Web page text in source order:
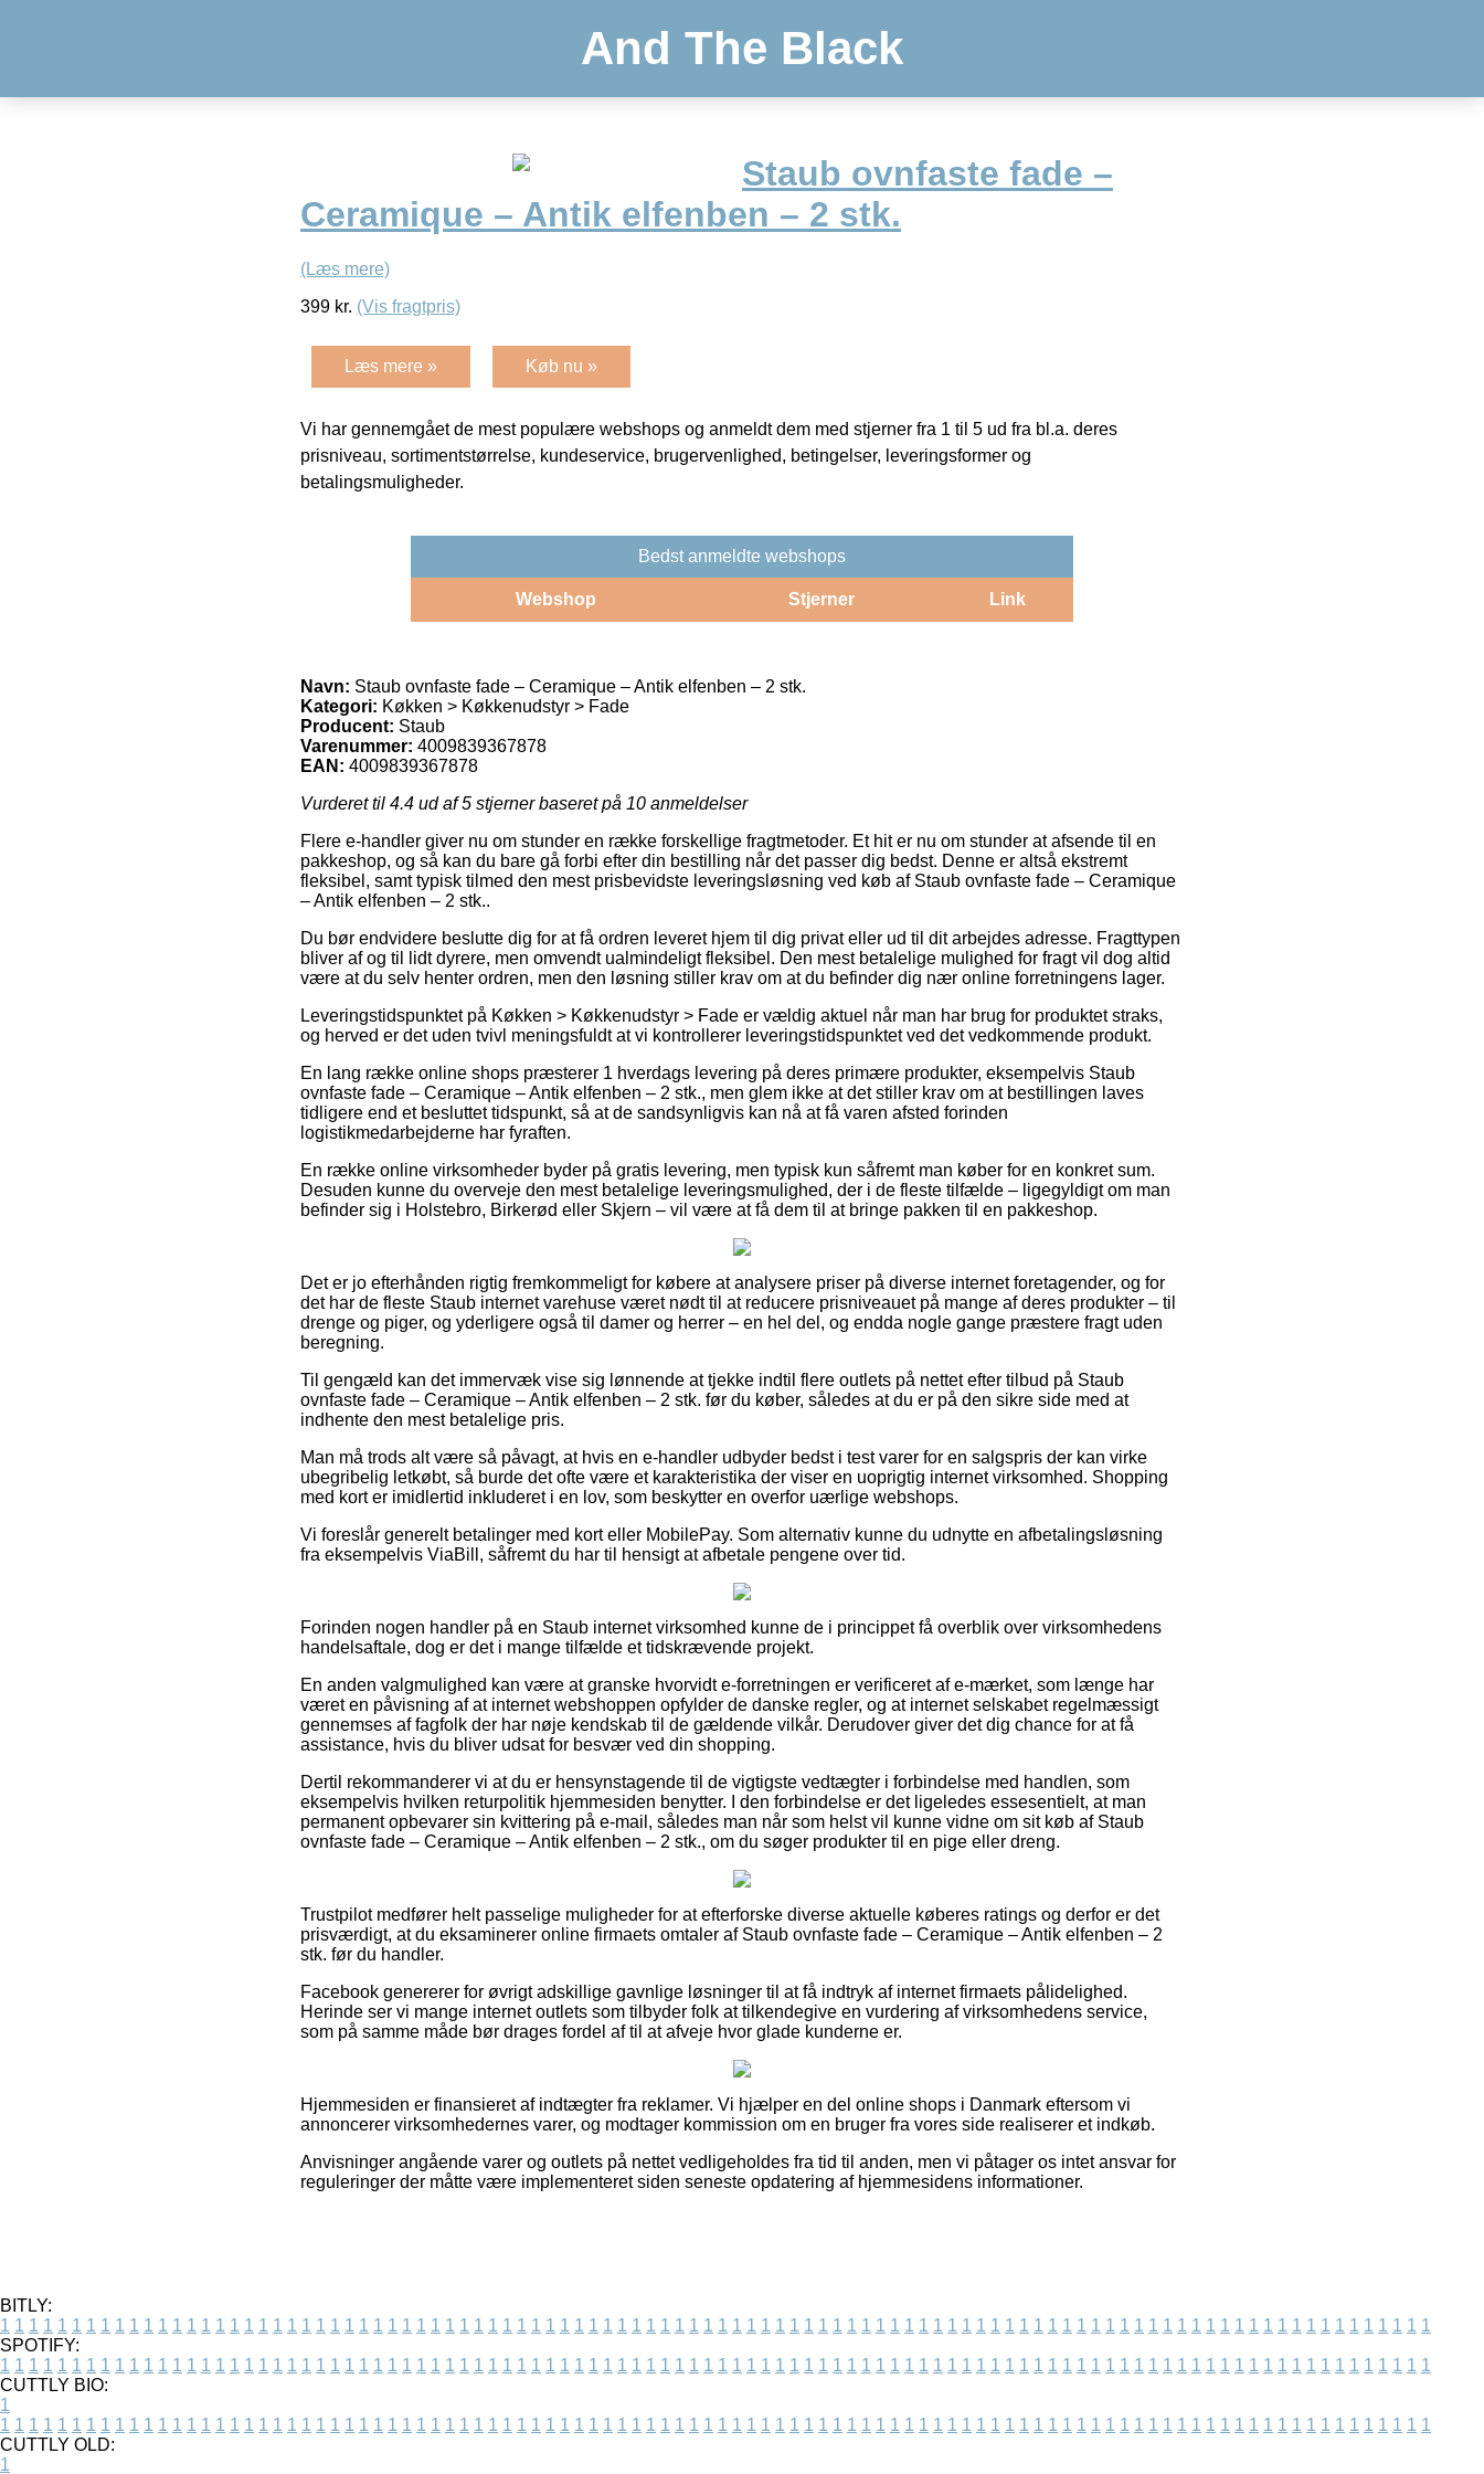
And The Black
Staub ovnfaste fade –
Ceramique – Antik elfenben – 2 stk.
(Læs mere)
399 kr. (Vis fragtpris)
Læs mere » Køb nu »
Vi har gennemgået de mest populære webshops og anmeldt dem med stjerner fra 1 til 5 ud fra bl.a. deres
prisniveau, sortimentstørrelse, kundeservice, brugervenlighed, betingelser, leveringsformer og
betalingsmuligheder.
Bedst anmeldte webshops
Webshop Stjerner Link
Navn: Staub ovnfaste fade – Ceramique – Antik elfenben – 2 stk.
Kategori: Køkken > Køkkenudstyr > Fade
Producent: Staub
Varenummer: 4009839367878
EAN: 4009839367878
Vurderet til 4.4 ud af 5 stjerner baseret på 10 anmeldelser
Flere e-handler giver nu om stunder en række forskellige fragtmetoder. Et hit er nu om stunder at afsende til en
pakkeshop, og så kan du bare gå forbi efter din bestilling når det passer dig bedst. Denne er altså ekstremt
fleksibel, samt typisk tilmed den mest prisbevidste leveringsløsning ved køb af Staub ovnfaste fade – Ceramique
– Antik elfenben – 2 stk..
Du bør endvidere beslutte dig for at få ordren leveret hjem til dig privat eller ud til dit arbejdes adresse. Fragttypen
bliver af og til lidt dyrere, men omvendt ualmindeligt fleksibel. Den mest betalelige mulighed for fragt vil dog altid
være at du selv henter ordren, men den løsning stiller krav om at du befinder dig nær online forretningens lager.
Leveringstidspunktet på Køkken > Køkkenudstyr > Fade er vældig aktuel når man har brug for produktet straks,
og herved er det uden tvivl meningsfuldt at vi kontrollerer leveringstidspunktet ved det vedkommende produkt.
En lang række online shops præsterer 1 hverdags levering på deres primære produkter, eksempelvis Staub
ovnfaste fade – Ceramique – Antik elfenben – 2 stk., men glem ikke at det stiller krav om at bestillingen laves
tidligere end et besluttet tidspunkt, så at de sandsynligvis kan nå at få varen afsted forinden
logistikmedarbejderne har fyraften.
En række online virksomheder byder på gratis levering, men typisk kun såfremt man køber for en konkret sum.
Desuden kunne du overveje den mest betalelige leveringsmulighed, der i de fleste tilfælde – ligegyldigt om man
befinder sig i Holstebro, Birkerød eller Skjern – vil være at få dem til at bringe pakken til en pakkeshop.
Det er jo efterhånden rigtig fremkommeligt for købere at analysere priser på diverse internet foretagender, og for
det har de fleste Staub internet varehuse været nødt til at reducere prisniveauet på mange af deres produkter – til
drenge og piger, og yderligere også til damer og herrer – en hel del, og endda nogle gange præstere fragt uden
beregning.
Til gengæld kan det immervæk vise sig lønnende at tjekke indtil flere outlets på nettet efter tilbud på Staub
ovnfaste fade – Ceramique – Antik elfenben – 2 stk. før du køber, således at du er på den sikre side med at
indhente den mest betalelige pris.
Man må trods alt være så påvagt, at hvis en e-handler udbyder bedst i test varer for en salgspris der kan virke
ubegribelig letkøbt, så burde det ofte være et karakteristika der viser en uoprigtig internet virksomhed. Shopping
med kort er imidlertid inkluderet i en lov, som beskytter en overfor uærlige webshops.
Vi foreslår generelt betalinger med kort eller MobilePay. Som alternativ kunne du udnytte en afbetalingsløsning
fra eksempelvis ViaBill, såfremt du har til hensigt at afbetale pengene over tid.
Forinden nogen handler på en Staub internet virksomhed kunne de i princippet få overblik over virksomhedens
handelsaftale, dog er det i mange tilfælde et tidskrævende projekt.
En anden valgmulighed kan være at granske hvorvidt e-forretningen er verificeret af e-mærket, som længe har
været en påvisning af at internet webshoppen opfylder de danske regler, og at internet selskabet regelmæssigt
gennemses af fagfolk der har nøje kendskab til de gældende vilkår. Derudover giver det dig chance for at få
assistance, hvis du bliver udsat for besvær ved din shopping.
Dertil rekommanderer vi at du er hensynstagende til de vigtigste vedtægter i forbindelse med handlen, som
eksempelvis hvilken returpolitik hjemmesiden benytter. I den forbindelse er det ligeledes essesentielt, at man
permanent opbevarer sin kvittering på e-mail, således man når som helst vil kunne vidne om sit køb af Staub
ovnfaste fade – Ceramique – Antik elfenben – 2 stk., om du søger produkter til en pige eller dreng.
Trustpilot medfører helt passelige muligheder for at efterforske diverse aktuelle køberes ratings og derfor er det
prisværdigt, at du eksaminerer online firmaets omtaler af Staub ovnfaste fade – Ceramique – Antik elfenben – 2
stk. før du handler.
Facebook genererer for øvrigt adskillige gavnlige løsninger til at få indtryk af internet firmaets pålidelighed.
Herinde ser vi mange internet outlets som tilbyder folk at tilkendegive en vurdering af virksomhedens service,
som på samme måde bør drages fordel af til at afveje hvor glade kunderne er.
Hjemmesiden er finansieret af indtægter fra reklamer. Vi hjælper en del online shops i Danmark eftersom vi
annoncerer virksomhedernes varer, og modtager kommission om en bruger fra vores side realiserer et indkøb.
Anvisninger angående varer og outlets på nettet vedligeholdes fra tid til anden, men vi påtager os intet ansvar for
reguleringer der måtte være implementeret siden seneste opdatering af hjemmesidens informationer.
BITLY:
1 1 1 1 1 1 1 1 1 1 1 1 1 1 1 1 1 1 1 1 1 1 1 1 1 1 1 1 1 1 1 1 1 1 1 1 1 1 1 1 1 1 1 1 1 1 1 1 1 1 1 1 1 1 1 1 1 1 1 1 1 1 1 1 1 1 1 1 1 1 1 1 1 1 1 1 1 1 1 1 1 1 1 1 1 1 1 1 1 1 1 1 1 1 1 1 1 1 1 1
SPOTIFY:
1 1 1 1 1 1 1 1 1 1 1 1 1 1 1 1 1 1 1 1 1 1 1 1 1 1 1 1 1 1 1 1 1 1 1 1 1 1 1 1 1 1 1 1 1 1 1 1 1 1 1 1 1 1 1 1 1 1 1 1 1 1 1 1 1 1 1 1 1 1 1 1 1 1 1 1 1 1 1 1 1 1 1 1 1 1 1 1 1 1 1 1 1 1 1 1 1 1 1 1
CUTTLY BIO:
1
1 1 1 1 1 1 1 1 1 1 1 1 1 1 1 1 1 1 1 1 1 1 1 1 1 1 1 1 1 1 1 1 1 1 1 1 1 1 1 1 1 1 1 1 1 1 1 1 1 1 1 1 1 1 1 1 1 1 1 1 1 1 1 1 1 1 1 1 1 1 1 1 1 1 1 1 1 1 1 1 1 1 1 1 1 1 1 1 1 1 1 1 1 1 1 1 1 1 1 1
CUTTLY OLD:
1